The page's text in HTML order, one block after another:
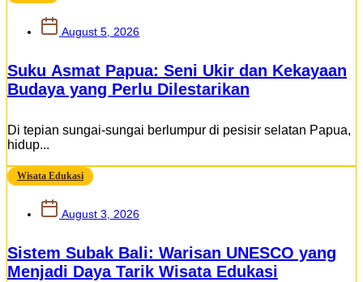
August 5, 2026
Suku Asmat Papua: Seni Ukir dan Kekayaan
Budaya yang Perlu Dilestarikan
Di tepian sungai-sungai berlumpur di pesisir selatan Papua,
hidup...
Wisata Edukasi
August 3, 2026
Sistem Subak Bali: Warisan UNESCO yang
Menjadi Daya Tarik Wisata Edukasi